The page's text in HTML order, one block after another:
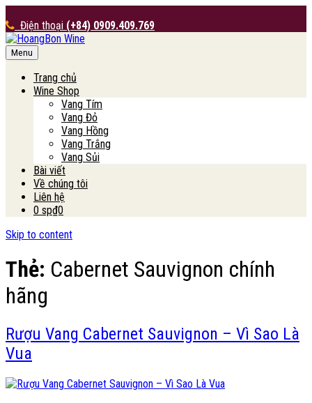
Điện thoại (+84) 0909.409.769
HoangBon Wine
Menu
Trang chủ
Wine Shop
Vang Tím
Vang Đỏ
Vang Hồng
Vang Trắng
Vang Sủi
Bài viết
Về chúng tôi
Liên hệ
0 sp₫0
Skip to content
Thẻ: Cabernet Sauvignon chính
hãng
Rượu Vang Cabernet Sauvignon – Vì Sao Là
Vua